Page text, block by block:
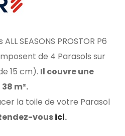
SEASONS PROSTOR P6
de 4 Parasols sur
15 cm). Il couvre une
m².
la toile de votre Parasol
vousici.